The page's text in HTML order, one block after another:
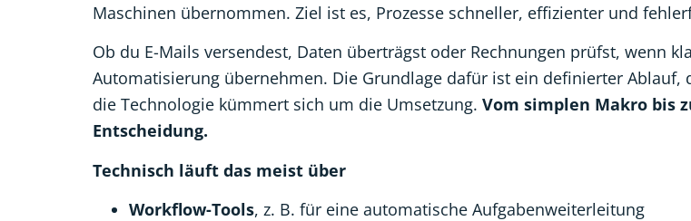
Maschinen übernommen. Ziel ist es, Prozesse schneller, effizienter und
Ob du E-Mails versendest, Daten überträgst oder Rechnungen prüfst, wenn
Automatisierung übernehmen. Die Grundlage dafür ist ein definierter
die Technologie kümmert sich um die Umsetzung. Vom simplen Makro bis
Entscheidung.
Technisch läuft das meist über
Workflow-Tools, z. B. für eine automatische Aufgabenweiterleitung